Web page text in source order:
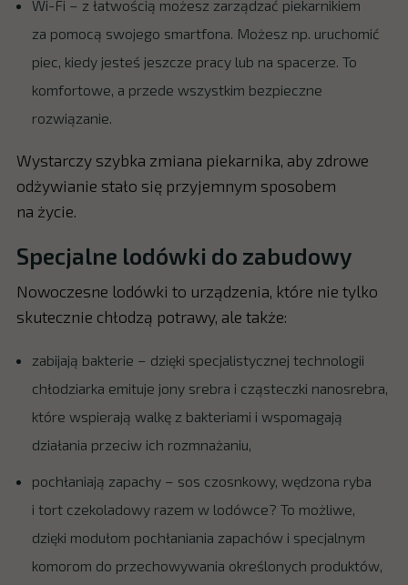
Wi-Fi – z łatwością możesz zarządzać piekarnikiem
za pomocą swojego smartfona. Możesz np. uruchomić
piec, kiedy jesteś jeszcze pracy lub na spacerze. To
komfortowe, a przede wszystkim bezpieczne
rozwiązanie.
Wystarczy szybka zmiana piekarnika, aby zdrowe
odżywianie stało się przyjemnym sposobem
na życie.
Specjalne lodówki do zabudowy
Nowoczesne lodówki to urządzenia, które nie tylko
skutecznie chłodzą potrawy, ale także:
zabijają bakterie – dzięki specjalistycznej technologii
chłodziarka emituje jony srebra i cząsteczki nanosrebra,
które wspierają walkę z bakteriami i wspomagają
działania przeciw ich rozmnażaniu,
pochłaniają zapachy – sos czosnkowy, wędzona ryba
i tort czekoladowy razem w lodówce? To możliwe,
dzięki modułom pochłaniania zapachów i specjalnym
komorom do przechowywania określonych produktów,